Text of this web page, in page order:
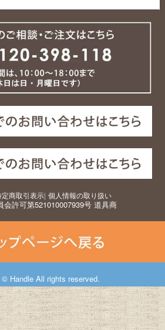
定商取引表示| 個人情報の取り扱い
会許可第521010007939号 道具商
Handle All rights reserved.